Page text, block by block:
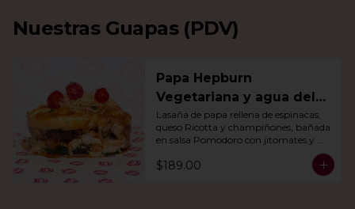
Nuestras Guapas (PDV)
Papa Hepburn
Vegetariana y agua del
día
Lasaña de papa rellena de espinacas,
queso Ricotta y champiñones, bañada
en salsa Pomodoro con jitomates y
queso gratinado. Incluye una agua del
día.
$189.00